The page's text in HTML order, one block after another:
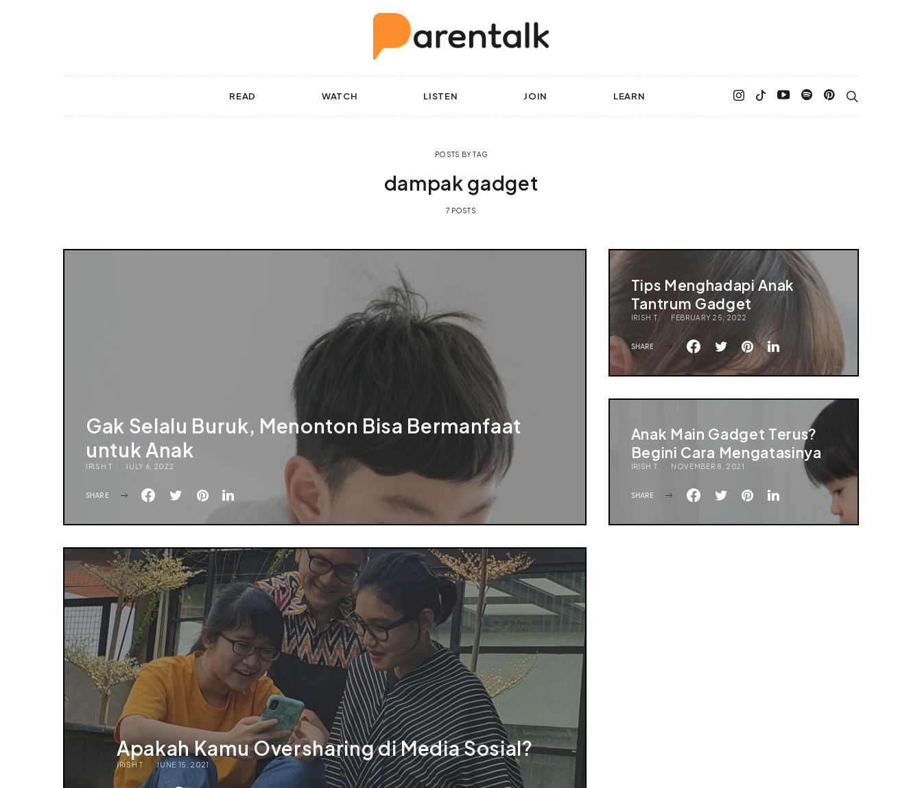
READ WATCH LISTEN JOIN LEARN
POSTS BY TAG
dampak gadget
7 POSTS
Gak Selalu Buruk, Menonton Bisa Bermanfaat
untuk Anak
IRISH T JULY 6, 2022
SHARE
Tips Menghadapi Anak
Tantrum Gadget
IRISH T FEBRUARY 25, 2022
SHARE
Anak Main Gadget Terus?
Begini Cara Mengatasinya
IRISH T NOVEMBER 8, 2021
SHARE
Apakah Kamu Oversharing di Media Sosial?
IRISH T JUNE 15, 2021